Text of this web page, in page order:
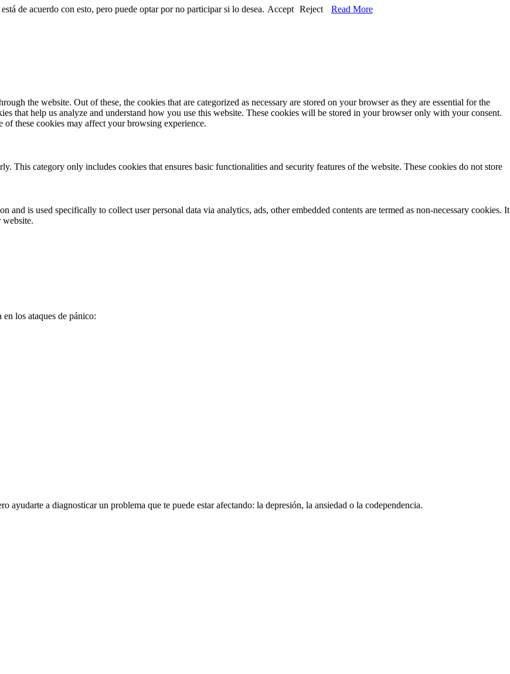
de acuerdo con esto, pero puede optar por no participar si lo desea. Accept Reject
Read More
the website. Out of these, the cookies that are categorized as necessary are stored on your browser as they are essential for the
that help us analyze and understand how you use this website. These cookies will be stored in your browser only with your consent.
these cookies may affect your browsing experience.
This category only includes cookies that ensures basic functionalities and security features of the website. These cookies do not store
is used specifically to collect user personal data via analytics, ads, other embedded contents are termed as non-necessary cookies. It
website.
los ataques de pánico:
a diagnosticar un problema que te puede estar afectando: la depresión, la ansiedad o la codependencia.